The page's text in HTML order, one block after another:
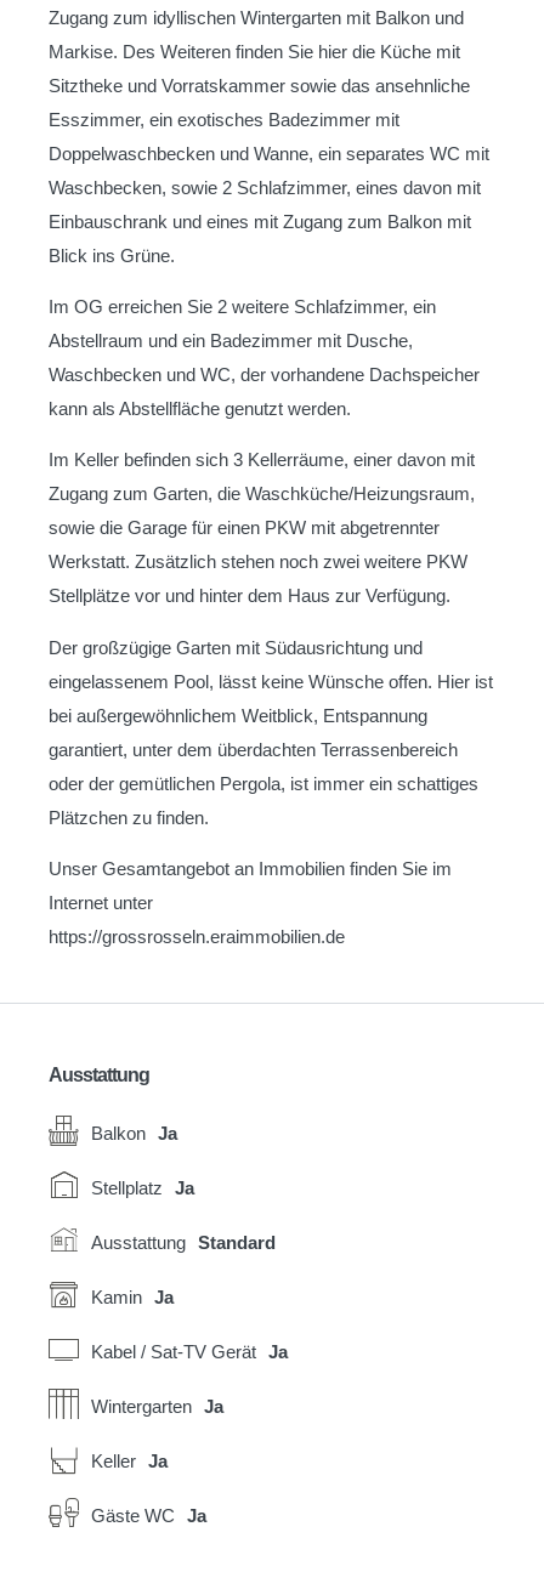
Zugang zum idyllischen Wintergarten mit Balkon und
Markise. Des Weiteren finden Sie hier die Küche mit
Sitztheke und Vorratskammer sowie das ansehnliche
Esszimmer, ein exotisches Badezimmer mit
Doppelwaschbecken und Wanne, ein separates WC mit
Waschbecken, sowie 2 Schlafzimmer, eines davon mit
Einbauschrank und eines mit Zugang zum Balkon mit
Blick ins Grüne.
Im OG erreichen Sie 2 weitere Schlafzimmer, ein
Abstellraum und ein Badezimmer mit Dusche,
Waschbecken und WC, der vorhandene Dachspeicher
kann als Abstellfläche genutzt werden.
Im Keller befinden sich 3 Kellerräume, einer davon mit
Zugang zum Garten, die Waschküche/Heizungsraum,
sowie die Garage für einen PKW mit abgetrennter
Werkstatt. Zusätzlich stehen noch zwei weitere PKW
Stellplätze vor und hinter dem Haus zur Verfügung.
Der großzügige Garten mit Südausrichtung und
eingelassenem Pool, lässt keine Wünsche offen. Hier ist
bei außergewöhnlichem Weitblick, Entspannung
garantiert, unter dem überdachten Terrassenbereich
oder der gemütlichen Pergola, ist immer ein schattiges
Plätzchen zu finden.
Unser Gesamtangebot an Immobilien finden Sie im
Internet unter
https://grossrosseln.eraimmobilien.de
Ausstattung
Balkon Ja
Stellplatz Ja
Ausstattung Standard
Kamin Ja
Kabel / Sat-TV Gerät Ja
Wintergarten Ja
Keller Ja
Gäste WC Ja